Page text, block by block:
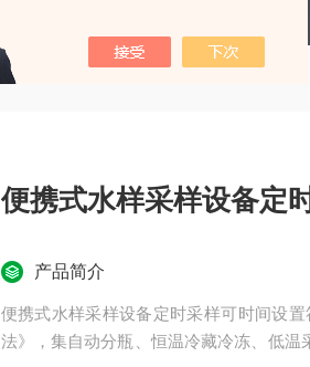
便携式水样采样设备定
产品简介
便携式水样采样设备定时采样可时间设
法》，集自动分瓶、恒温冷藏冷冻、低